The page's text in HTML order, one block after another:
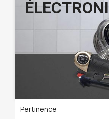
Pertinence